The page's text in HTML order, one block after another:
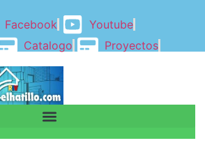
Facebook
Youtube
Catalogo
Proyectos
BLOG